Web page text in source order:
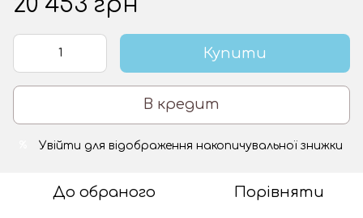
Купити
В кредит
Увійти для відображення накопичувальної знижки
До обраного Порівняти